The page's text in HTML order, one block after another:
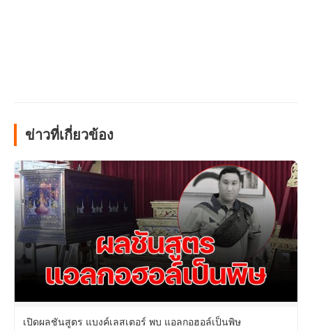
ข่าวที่เกี่ยวข้อง
เปิดผลชันสูตร แบงค์เลสเตอร์ พบ แอลกอฮอล์เป็นพิษ